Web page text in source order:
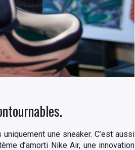
une sneaker. C’est aussi
d’amorti Nike Air, une innovation